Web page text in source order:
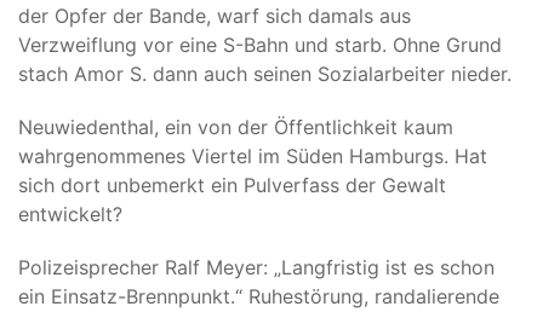
der Opfer der Bande, warf sich damals aus
Verzweiflung vor eine S-Bahn und starb. Ohne Grund
stach Amor S. dann auch seinen Sozialarbeiter nieder.
Neuwiedenthal, ein von der Öffentlichkeit kaum
wahrgenommenes Viertel im Süden Hamburgs. Hat
sich dort unbemerkt ein Pulverfass der Gewalt
entwickelt?
Polizeisprecher Ralf Meyer: „Langfristig ist es schon
ein Einsatz-Brennpunkt.“ Ruhestörung, randalierende